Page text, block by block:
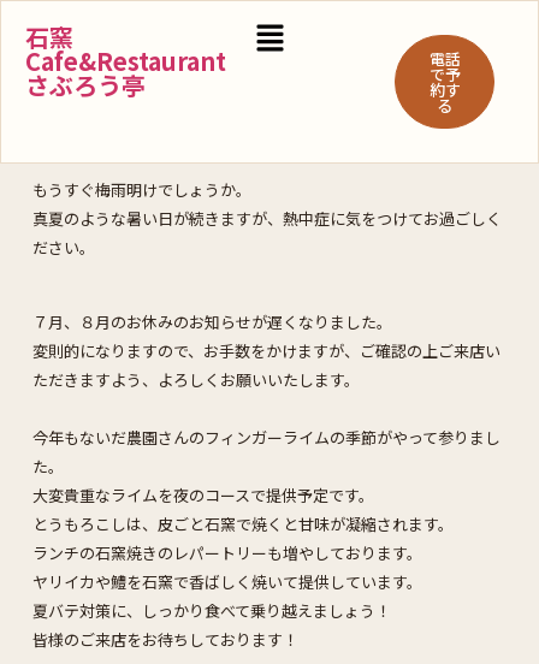
石窯
Cafe&Restaurant
さぶろう亭
電話
で予
約す
る
もうすぐ梅雨明けでしょうか。
真夏のような暑い日が続きますが、熱中症に気をつけてお過ごしく
ださい。
７月、８月のお休みのお知らせが遅くなりました。
変則的になりますので、お手数をかけますが、ご確認の上ご来店い
ただきますよう、よろしくお願いいたします。
今年もないだ農園さんのフィンガーライムの季節がやって参りまし
た。
大変貴重なライムを夜のコースで提供予定です。
とうもろこしは、皮ごと石窯で焼くと甘味が凝縮されます。
ランチの石窯焼きのレパートリーも増やしております。
ヤリイカや鱧を石窯で香ばしく焼いて提供しています。
夏バテ対策に、しっかり食べて乗り越えましょう！
皆様のご来店をお待ちしております！